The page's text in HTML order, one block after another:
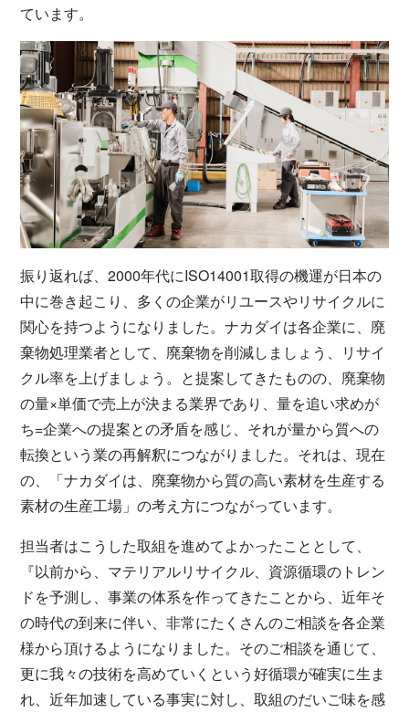
ています。
振り返れば、2000年代にISO14001取得の機運が日本の
中に巻き起こり、多くの企業がリユースやリサイクルに
関心を持つようになりました。ナカダイは各企業に、廃
棄物処理業者として、廃棄物を削減しましょう、リサイ
クル率を上げましょう。と提案してきたものの、廃棄物
の量×単価で売上が決まる業界であり、量を追い求めが
ち=企業への提案との矛盾を感じ、それが量から質への
転換という業の再解釈につながりました。それは、現在
の、「ナカダイは、廃棄物から質の高い素材を生産する
素材の生産工場」の考え方につながっています。
担当者はこうした取組を進めてよかったこととして、
『以前から、マテリアルリサイクル、資源循環のトレン
ドを予測し、事業の体系を作ってきたことから、近年そ
の時代の到来に伴い、非常にたくさんのご相談を各企業
様から頂けるようになりました。そのご相談を通じて、
更に我々の技術を高めていくという好循環が確実に生ま
れ、近年加速している事実に対し、取組のだいご味を感